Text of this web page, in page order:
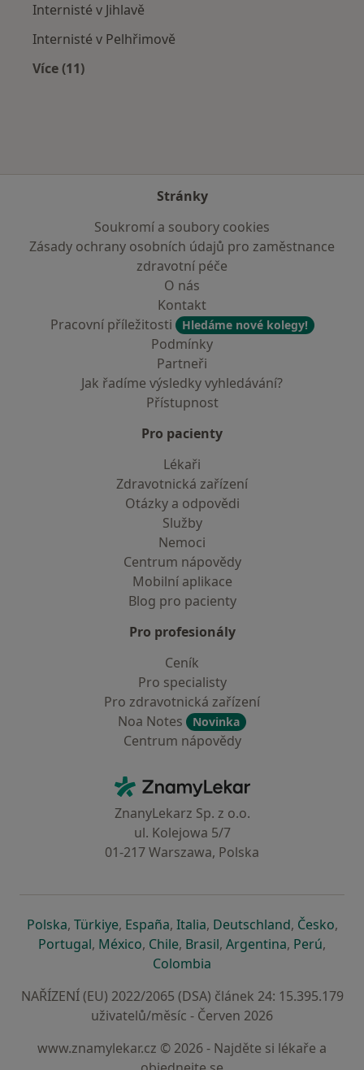
Internisté v Jihlavě
Internisté v Pelhřimově
Více (11)
Stránky
Soukromí a soubory cookies
Zásady ochrany osobních údajů pro zaměstnance
zdravotní péče
O nás
Kontakt
Pracovní příležitosti
Hledáme nové kolegy!
Podmínky
Partneři
Jak řadíme výsledky vyhledávání?
Přístupnost
Pro pacienty
Lékaři
Zdravotnická zařízení
Otázky a odpovědi
Služby
Nemoci
Centrum nápovědy
Mobilní aplikace
Blog pro pacienty
Pro profesionály
Ceník
Pro specialisty
Pro zdravotnická zařízení
Noa Notes
Novinka
Centrum nápovědy
ZnamyLekar - Hlavní stránka
ZnanyLekarz Sp. z o.o.
ul. Kolejowa 5/7
01-217 Warszawa, Polska
Polskase otevře v nové záložce
, Türkiyese otevře v nové záložce
, Españase otevře v nové záložce
, Italiase otevře v nové záložce
, Deutschlandse otevře v
, Českose
,
Portugalse otevře v nové záložce
, Méxicose otevře v nové záložce
, Chilese otevře v nové záložce
, Brasilse otevře v nové
, Argentinase otevře v
, Perúse
,
Colombia
NAŘÍZENÍ (EU) 2022/2065 (DSA) článek 24: 15.395.179
uživatelů/měsíc - Červen 2026
www.znamylekar.cz © 2026 - Najděte si lékaře a